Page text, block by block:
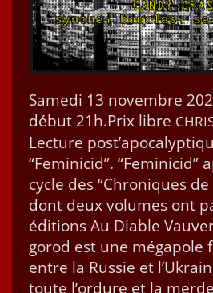
Same­di 13 novem­bre
début 21h.Prix libre
Lec­ture
“Fem­i­ni­cid”. “Fem­i­ni­cid”
cycle des “Chroniques
dont deux vol­umes ont
édi­tions Au Dia­ble
gorod est une méga­pole
entre la Russie et
toute l’ordure et la